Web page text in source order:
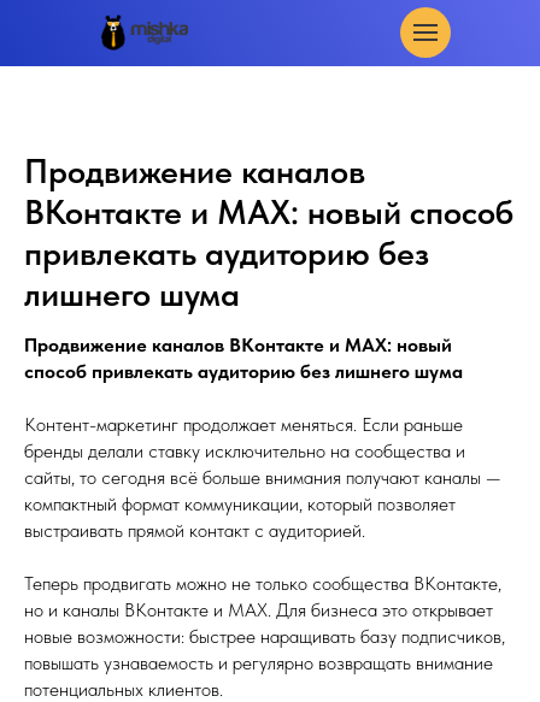
Продвижение каналов
ВКонтакте и MAX: новый способ
привлекать аудиторию без
лишнего шума
Продвижение каналов ВКонтакте и MAX: новый
способ привлекать аудиторию без лишнего шума
Контент-маркетинг продолжает меняться. Если раньше
бренды делали ставку исключительно на сообщества и
сайты, то сегодня всё больше внимания получают каналы —
компактный формат коммуникации, который позволяет
выстраивать прямой контакт с аудиторией.
Теперь продвигать можно не только сообщества ВКонтакте,
но и каналы ВКонтакте и MAX. Для бизнеса это открывает
новые возможности: быстрее наращивать базу подписчиков,
повышать узнаваемость и регулярно возвращать внимание
потенциальных клиентов.